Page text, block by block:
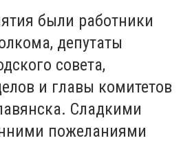
были работники
депутаты
совета,
и главы комитетов
Сладкими
пожеланиями